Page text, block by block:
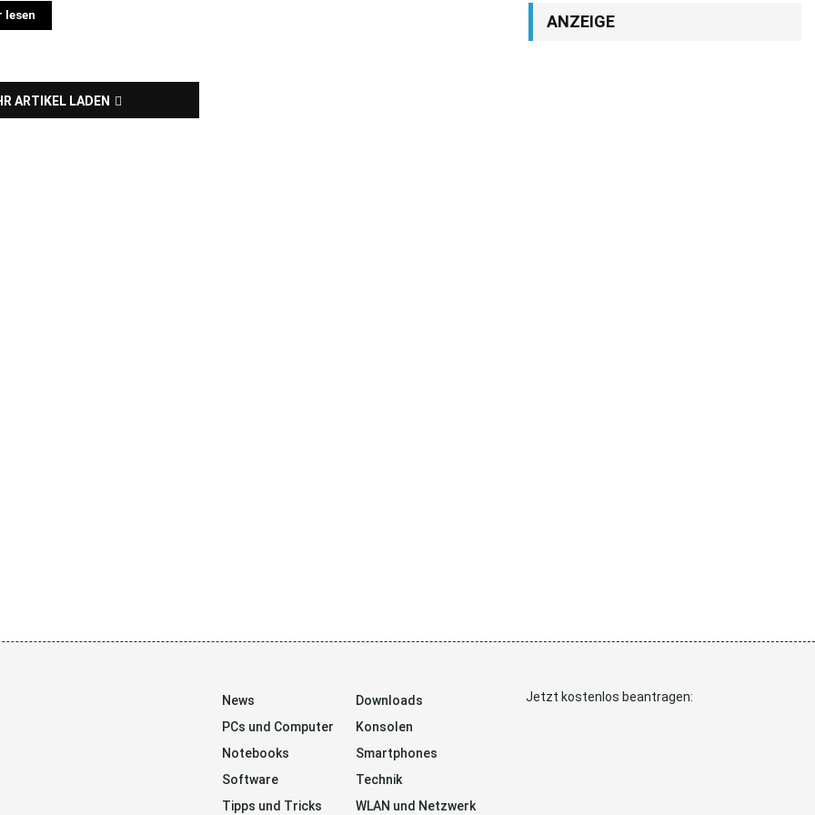
lesen
ARTIKEL LADEN
ANZEIGE
News
Downloads
PCs und Computer
Konsolen
Notebooks
Smartphones
Software
Technik
Tipps und Tricks
WLAN und Netzwerk
Jetzt kostenlos beantragen: